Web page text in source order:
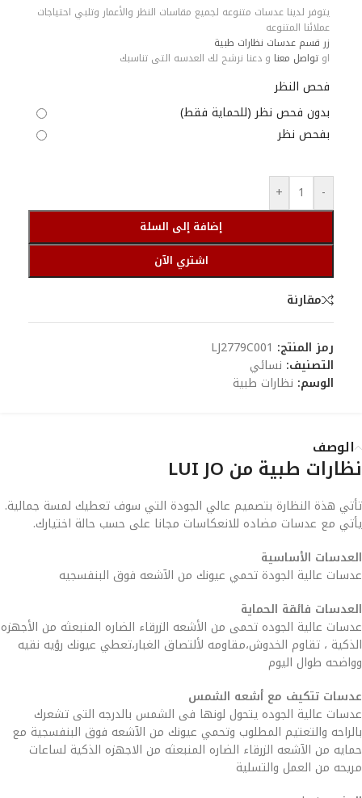
يتوفر لدينا عدسات متنوعه لجميع مقاسات النظر والأعمار وتلبي احتياجات
عملائنا المتنوعه
زر قسم عدسات نظارات طبية
او تواصل معنا و دعنا نرشح لك العدسه التى تناسبك
فحص النظر
بدون فحص نظر (للحماية فقط)
بفحص نظر
-
+
إضافة إلى السلة
اشتري الآن
مقارنة
رمز المنتج: LJ2779C001
التصنيف: نسائي
الوسم: نظارات طبية
الوصف
نظارات طبية من LUI JO
تأتي هذة النظارة بتصميم عالي الجودة التي سوف تعطيك لمسة جمالية.
يأتي مع عدسات مضاده للانعكاسات مجانا على حسب حالة اختيارك.
العدسات الأساسية
عدسات عالية الجودة تحمي عيونك من الآشعه فوق البنفسجيه
العدسات فائقة الحماية
عدسات عالية الجوده تحمى من الأشعه الزرقاء الضاره المنبعثه من الأجهزه
الذكية ، تقاوم الخدوش،مقاومه لألتصاق الغبار،تعطي عيونك رؤيه نقيه
وواضحه طوال اليوم
عدسات تتكيف مع أشعه الشمس
عدسات عالية الجوده يتحول لونها فى الشمس بالدرجه التى تشعرك
بالراحه والتعتيم المطلوب وتحمي عيونك من الآشعه فوق البنفسجية مع
حمايه من الآشعه الزرقاء الضاره المنبعثه من الاجهزه الذكية لساعات
مريحه من العمل والتسلية